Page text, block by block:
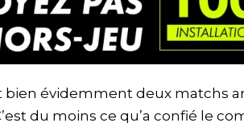
bien évidemment deux matchs
du moins ce qu’a confié le